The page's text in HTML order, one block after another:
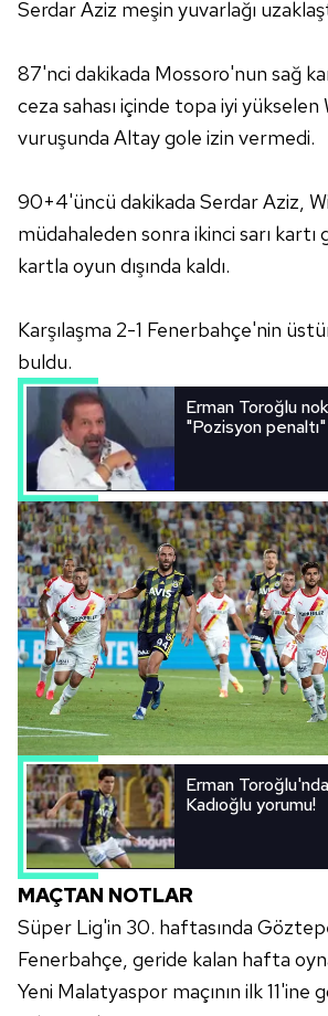
Serdar Aziz meşin yuvarlağı
87'nci dakikada Mossoro'nun sağ
ceza sahası içinde topa iyi
vuruşunda Altay gole izin vermedi.
90+4'üncü dakikada Serdar Aziz,
müdahaleden sonra ikinci sarı kartı
kartla oyun dışında kaldı.
Karşılaşma 2-1 Fenerbahçe'nin
buldu.
Erman Toroğlu
"Pozisyon penaltı"
Erman
Kadıoğlu yorumu!
MAÇTAN NOTLAR
Süper Lig'in 30. haftasında
Fenerbahçe, geride kalan hafta
Yeni Malatyaspor maçının ilk 11'ine